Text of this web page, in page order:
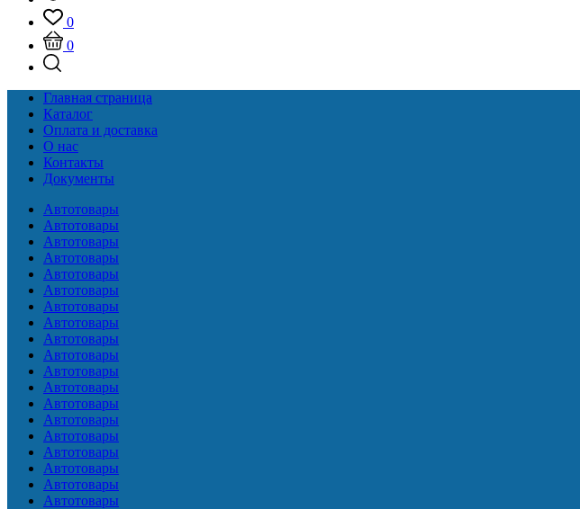
0
0
Главная страница
Каталог
Оплата и доставка
О нас
Контакты
Документы
Автотовары
Автотовары
Автотовары
Автотовары
Автотовары
Автотовары
Автотовары
Автотовары
Автотовары
Автотовары
Автотовары
Автотовары
Автотовары
Автотовары
Автотовары
Автотовары
Автотовары
Автотовары
Автотовары